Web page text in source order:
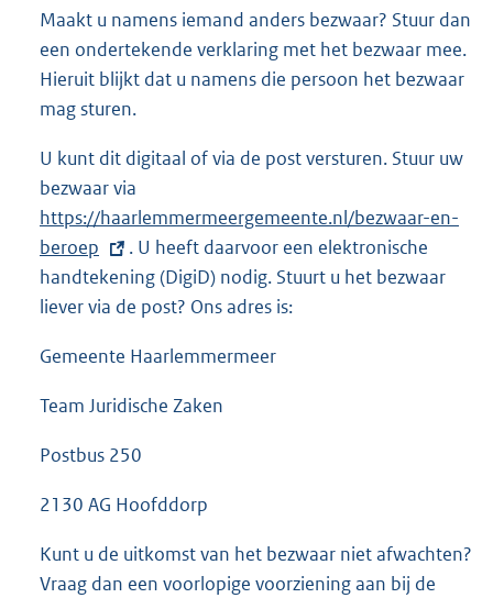
Maakt u namens iemand anders bezwaar? Stuur dan
een ondertekende verklaring met het bezwaar mee.
Hieruit blijkt dat u namens die persoon het bezwaar
mag sturen.
U kunt dit digitaal of via de post versturen. Stuur uw
bezwaar via
x
t
e
r
e
l
n
:
https://haarlemmermeergemeente.nl/bezwaar-en-
beroep
. U heeft daarvoor een elektronische
handtekening (DigiD) nodig. Stuurt u het bezwaar
liever via de post? Ons adres is:
Gemeente Haarlemmermeer
Team Juridische Zaken
Postbus 250
2130 AG Hoofddorp
Kunt u de uitkomst van het bezwaar niet afwachten?
Vraag dan een voorlopige voorziening aan bij de